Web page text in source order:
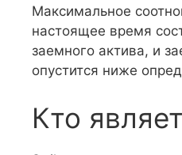
Максимальное
настоящее время
заемного актива, и
опустится ниже
Кто